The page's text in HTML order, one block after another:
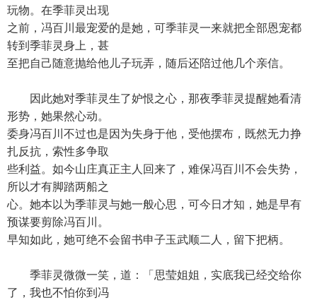
玩物。在季菲灵出现
之前，冯百川最宠爱的是她，可季菲灵一来就把全部恩宠都
转到季菲灵身上，甚
至把自己随意抛给他儿子玩弄，随后还陪过他几个亲信。
因此她对季菲灵生了妒恨之心，那夜季菲灵提醒她看清
形势，她果然心动。
委身冯百川不过也是因为失身于他，受他摆布，既然无力挣
扎反抗，索性多争取
些利益。如今山庄真正主人回来了，难保冯百川不会失势，
所以才有脚踏两船之
心。她本以为季菲灵与她一般心思，可今日才知，她是早有
预谋要剪除冯百川。
早知如此，她可绝不会留书申子玉武顺二人，留下把柄。
季菲灵微微一笑，道：「思莹姐姐，实底我已经交给你
了，我也不怕你到冯